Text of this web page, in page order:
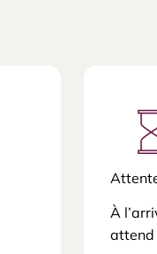
À
attend